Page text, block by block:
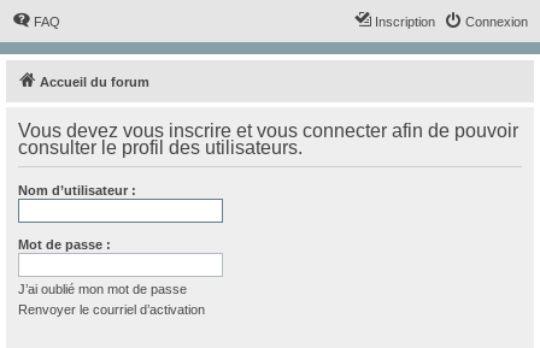
FAQ Connexion
Inscription
Accueil du forum
Vous devez vous inscrire et vous connecter afin de pouvoir
consulter le profil des utilisateurs.
Nom d’utilisateur :
Mot de passe :
J’ai oublié mon mot de passe
Renvoyer le courriel d’activation